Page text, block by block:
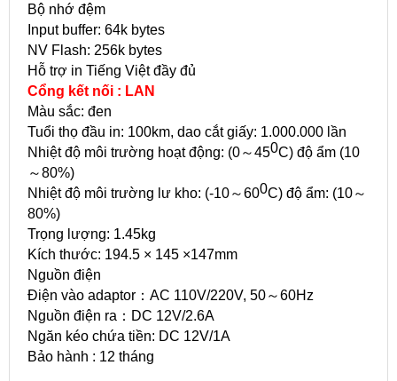
Bộ nhớ đệm
Input buffer: 64k bytes
NV Flash: 256k bytes
Hỗ trợ in Tiếng Việt đầy đủ
Cổng kết nối : LAN
Màu sắc: đen
Tuổi thọ đầu in: 100km, dao cắt giấy: 1.000.000 lần
Nhiệt độ môi trường hoạt động: (0～450C) độ ẩm (10
～80%)
Nhiệt độ môi trường lư kho: (-10～600C) độ ẩm: (10～
80%)
Trọng lượng: 1.45kg
Kích thước: 194.5 × 145 ×147mm
Nguồn điện
Điện vào adaptor：AC 110V/220V, 50～60Hz
Nguồn điện ra：DC 12V/2.6A
Ngăn kéo chứa tiền: DC 12V/1A
Bảo hành : 12 tháng